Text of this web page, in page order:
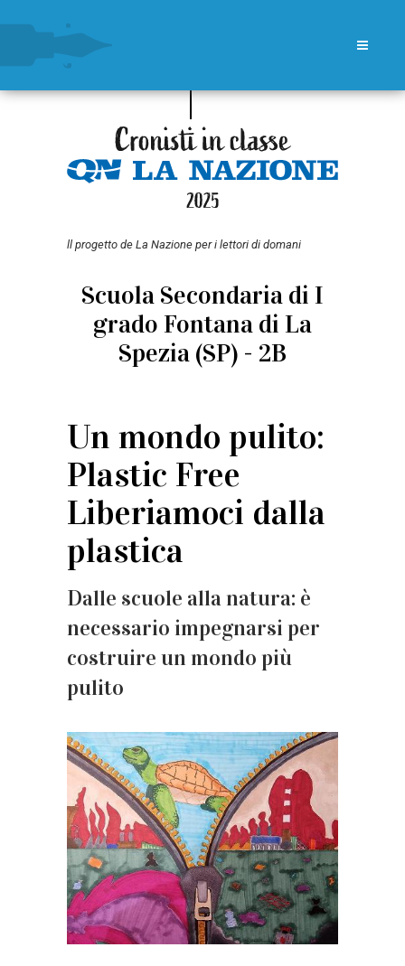
ll progetto de La Nazione per i lettori di domani
Scuola Secondaria di I
grado Fontana di La
Spezia (SP) - 2B
Un mondo pulito:
Plastic Free
Liberiamoci dalla
plastica
Dalle scuole alla natura: è
necessario impegnarsi per
costruire un mondo più
pulito